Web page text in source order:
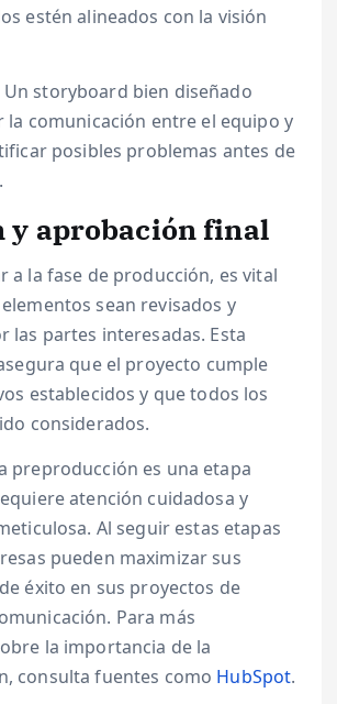
estén alineados con la visión
Un storyboard bien diseñado
la comunicación entre el equipo y
posibles problemas antes de
y aprobación final
a la fase de producción, es vital
sean revisados y
las partes interesadas. Esta
que el proyecto cumple
establecidos y que todos los
considerados.
preproducción es una etapa
atención cuidadosa y
Al seguir estas etapas
pueden maximizar sus
éxito en sus proyectos de
Para más
la importancia de la
consulta fuentes como HubSpot.